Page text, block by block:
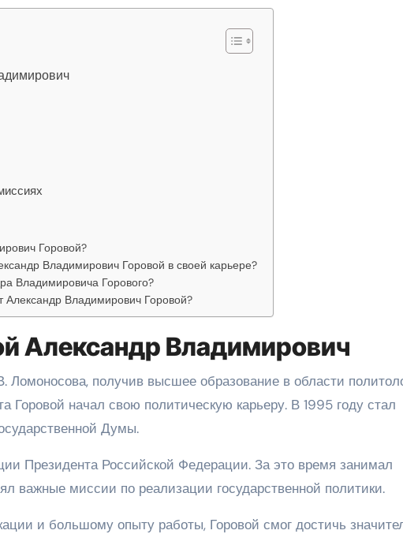
Горовой?
Владимирович Горовой в своей карьере?
Владимировича Горового?
Александр Владимирович Горовой?
Александр Владимирович
получив высшее образование в области
Горовой начал свою политическую карьеру. В 1995 году стал
Думы.
Президента Российской Федерации. За это время занимал
важные миссии по реализации государственной политики.
и большому опыту работы, Горовой смог достичь